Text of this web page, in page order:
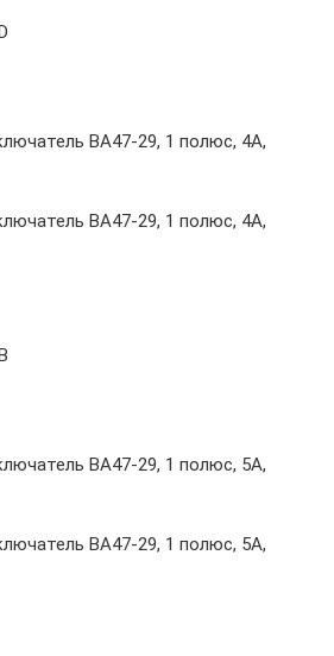
ВА47-29, 1 полюс, 4А,
ВА47-29, 1 полюс, 4А,
ВА47-29, 1 полюс, 5А,
ВА47-29, 1 полюс, 5А,